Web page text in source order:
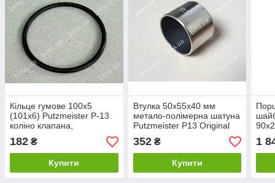
Кільце гумове 100х5
(101х6) Putzmeister Р-13
коліно клапана,
подавальна гільза
182 ₴
Купити
Втулка 50x55x40 мм
метало-полімерна шатуна
Putzmeister P13 Original
352₴
Купити
1